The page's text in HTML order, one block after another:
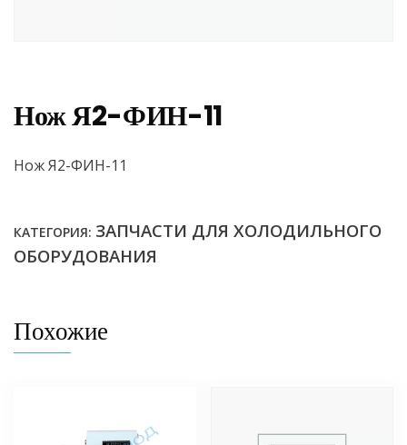
Нож Я2-ФИН-11
Нож Я2-ФИН-11
КАТЕГОРИЯ: ЗАПЧАСТИ ДЛЯ ХОЛОДИЛЬНОГО
ОБОРУДОВАНИЯ
Похожие